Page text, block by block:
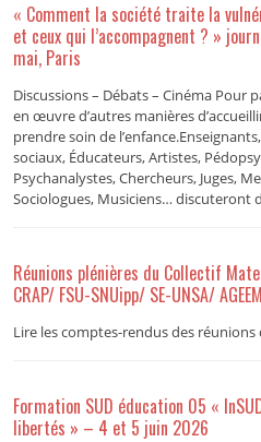
« Comment la société traite la
et ceux qui l’accompagnent ? »
mai, Paris
Discussions – Débats – Cinéma Pour
en œuvre d’autres manières
prendre soin de
sociaux, Éducateurs, Artistes,
Psychanalystes, Chercheurs, Juges,
Sociologues, Musiciens… discuteront
Réunions plénières du Collectif
CRAP/ FSU-SNUipp/ SE-UNSA/
Lire les comptes-rendus des réunions
Formation SUD éducation 05 «
libertés » – 4 et 5 juin 2026